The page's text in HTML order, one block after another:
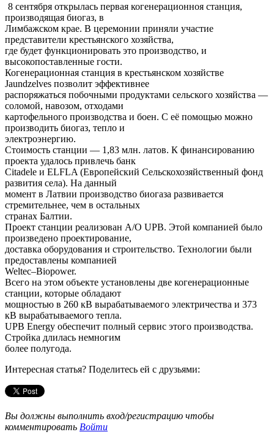
8 сентября открылась первая когенерационноя станция,
производящая биогаз, в
Лимбажском крае. В церемонии приняли участие
представители крестьянского хозяйства,
где будет функционировать это производство, и
высокопоставленные гости.
Когенерационная станция в крестьянском хозяйстве
Jaundzelves позволит эффективнее
распоряжаться побочными продуктами сельского хозяйства —
соломой, навозом, отходами
картофельного производства и боен. С её помощью можно
производить биогаз, тепло и
электроэнергию.
Стоимость станции — 1,83 млн. латов. К финансированию
проекта удалось привлечь банк
Citadele и ELFLA (Европейский Сельскохозяйственный фонд
развития села). На данный
момент в Латвии производство биогаза развивается
стремительнее, чем в остальных
странах Балтии.
Проект станции реализован А/О UPB. Этой компанией было
произведено проектирование,
доставка оборудования и строительство. Технологии были
предоставлены компанией
Weltec–Biopower.
Всего на этом объекте установлены две когенерационные
станции, которые обладают
мощностью в 260 кВ вырабатываемого электричества и 373
кВ вырабатываемого тепла.
UPB Energy обеспечит полный сервис этого производства.
Стройка длилась немногим
более полугода.
Интересная статья? Поделитесь ей с друзьями:
Вы должны выполнить вход/регистрацию чтобы
комментировать Войти